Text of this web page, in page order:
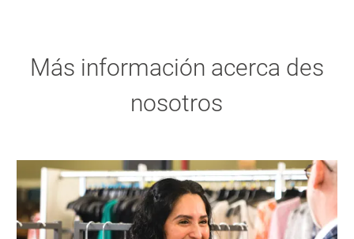
Más información acerca des
nosotros